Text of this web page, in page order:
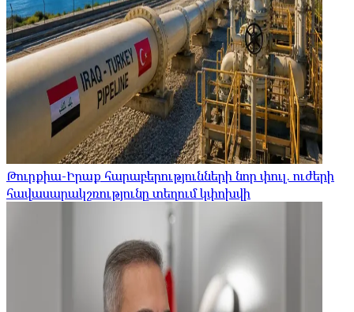
Թուրքիա-Իրաք հարաբերությունների նոր փուլ. ուժերի
հավասարակշռությունը տեղում կփոխվի